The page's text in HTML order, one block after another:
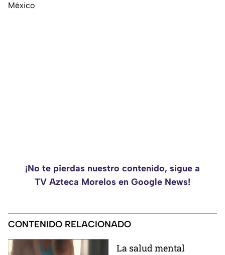
México
¡No te pierdas nuestro contenido, sigue a
TV Azteca Morelos en Google News!
CONTENIDO RELACIONADO
La salud mental